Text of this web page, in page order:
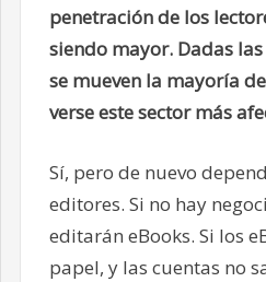
penetración de los
siendo mayor. Dadas
se mueven la mayoría
verse este sector más
Sí, pero de nuevo
editores. Si no hay
editarán eBooks. Si los
papel, y las cuentas no